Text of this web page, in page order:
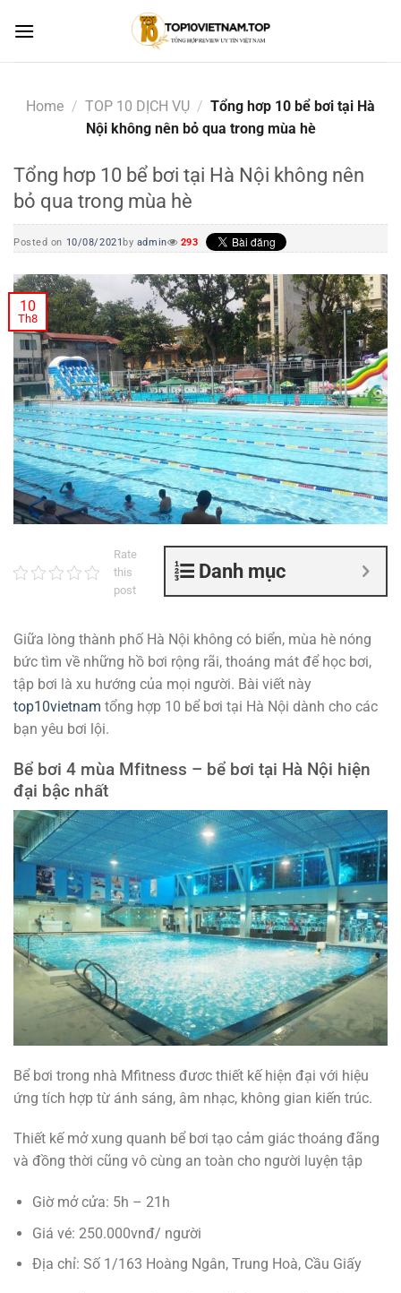
Home / TOP 10 DỊCH VỤ / Tổng hơp 10 bể bơi tại Hà
Nội không nên bỏ qua trong mùa hè
Tổng hơp 10 bể bơi tại Hà Nội không nên
bỏ qua trong mùa hè
Posted on 10/08/2021 by admin 293
10
Th8
Danh mục
Rate
this
post
Giữa lòng thành phố Hà Nội không có biển, mùa hè nóng
bức tìm về những hồ bơi rộng rãi, thoáng mát để học bơi,
tập bơi là xu hướng của mọi người. Bài viết này
top10vietnam tổng hợp 10 bể bơi tại Hà Nội dành cho các
bạn yêu bơi lội.
Bể bơi 4 mùa Mfitness – bể bơi tại Hà Nội hiện
đại bậc nhất
Bể bơi trong nhà Mfitness đươc thiết kế hiện đại với hiệu
ứng tích hợp từ ánh sáng, âm nhạc, không gian kiến trúc.
Thiết kế mở xung quanh bể bơi tạo cảm giác thoáng đãng
và đồng thời cũng vô cùng an toàn cho người luyện tập
Giờ mở cửa: 5h – 21h
Giá vé: 250.000vnđ/ người
Địa chỉ: Số 1/163 Hoàng Ngân, Trung Hoà, Cầu Giấy